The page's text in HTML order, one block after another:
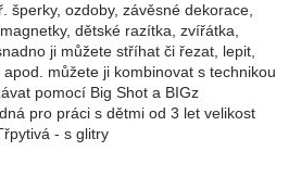
šperky, ozdoby, závěsné dekorace,
dětské razítka, zvířátka,
ji můžete stříhat či řezat, lepit,
můžete ji kombinovat s technikou
pomocí Big Shot a BIGz
pro práci s dětmi od 3 let velikost
- s glitry